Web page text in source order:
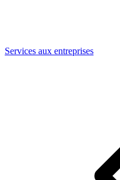
Services aux entreprises